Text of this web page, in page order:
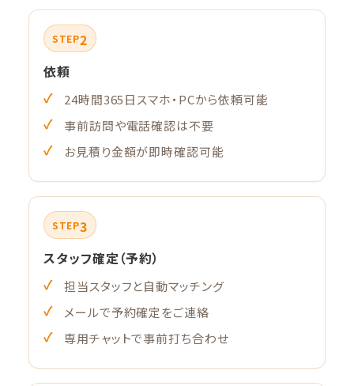
STEP2
依頼
24時間365日スマホ・PCから依頼可能
事前訪問や電話確認は不要
お見積り金額が即時確認可能
STEP3
スタッフ確定（予約）
担当スタッフと自動マッチング
メールで予約確定をご連絡
専用チャットで事前打ち合わせ